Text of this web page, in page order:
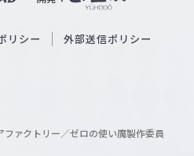
リシー 外部送信ポリシー
ァクトリー／ゼロの使い魔製作委員